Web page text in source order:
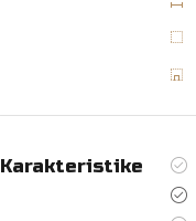
Karakteristike